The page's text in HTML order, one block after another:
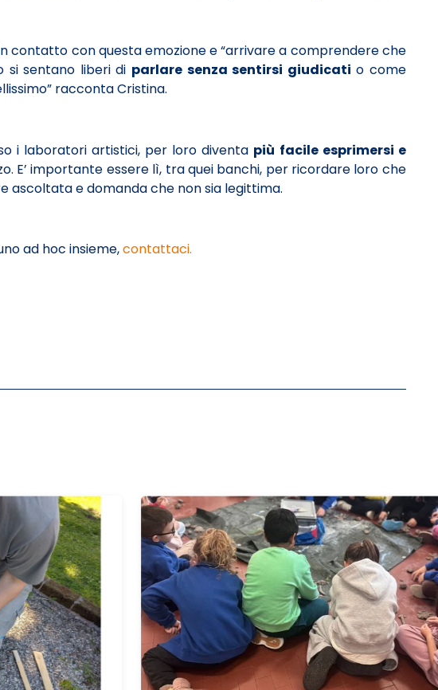
contatto con questa emozione e “arrivare a comprendere che
si sentano liberi di parlare senza sentirsi giudicati o come
racconta Cristina.
i laboratori artistici, per loro diventa più facile esprimersi e
importante essere lì, tra quei banchi, per ricordare loro che
ascoltata e domanda che non sia legittima.
ad hoc insieme,contattaci.